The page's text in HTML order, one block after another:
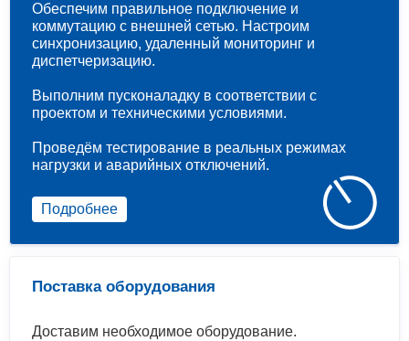
Поставка оборудования
Доставим необходимое оборудование.
Обеспечим правильное подключение и
коммутацию с внешней сетью. Настроим
синхронизацию, удаленный мониторинг и
диспетчеризацию.
Выполним пусконаладку в соответствии с
проектом и техническими условиями.
Проведём тестирование в реальных режимах
нагрузки и аварийных отключений.
Подробнее